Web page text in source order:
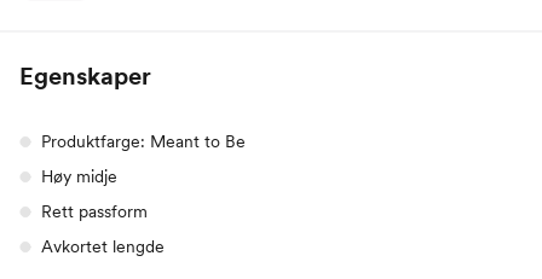
Egenskaper
Produktfarge: Meant to Be
Høy midje
Rett passform
Avkortet lengde